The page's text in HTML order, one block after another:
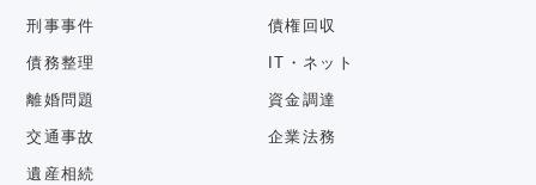
刑事事件 債権回収
債務整理 IT・ネット
離婚問題 資金調達
交通事故 企業法務
遺産相続